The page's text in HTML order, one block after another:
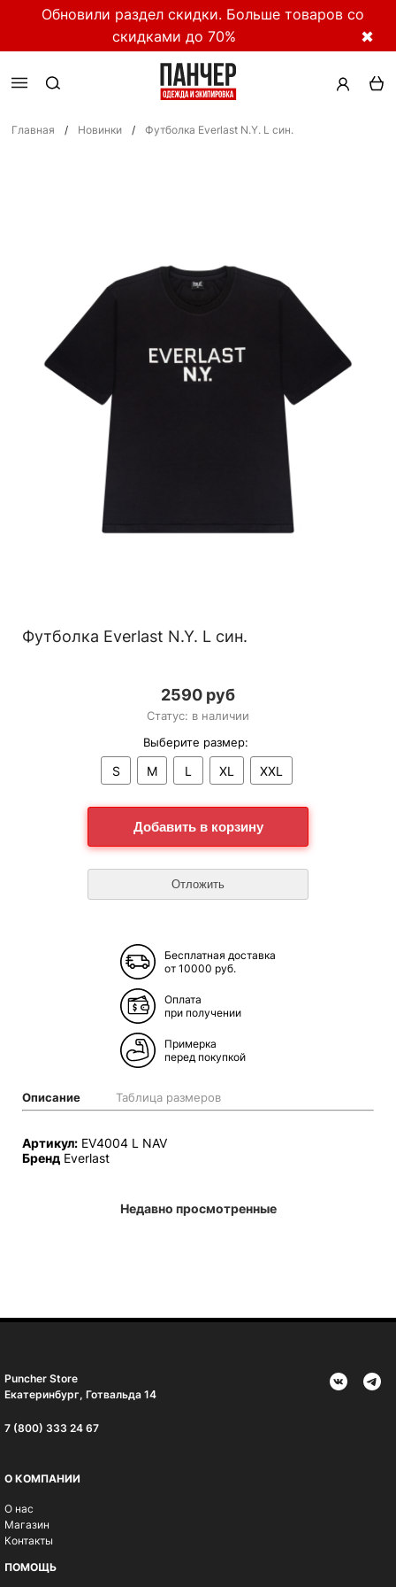
Обновили раздел скидки. Больше товаров со
скидками до 70%
✖
Главная / Новинки / Футболка Everlast N.Y. L син.
Футболка Everlast N.Y. L син.
2590 руб
Статус: в наличии
Выберите размер:
S M L XL XXL
Бесплатная доставка
от 10000 руб.
Оплата
при получении
Примерка
перед покупкой
Описание Таблица размеров
Артикул: EV4004 L NAV
Бренд Everlast
Недавно просмотренные
Puncher Store
Екатеринбург, Готвальда 14
7 (800) 333 24 67
О КОМПАНИИ
О нас
Магазин
Контакты
ПОМОЩЬ